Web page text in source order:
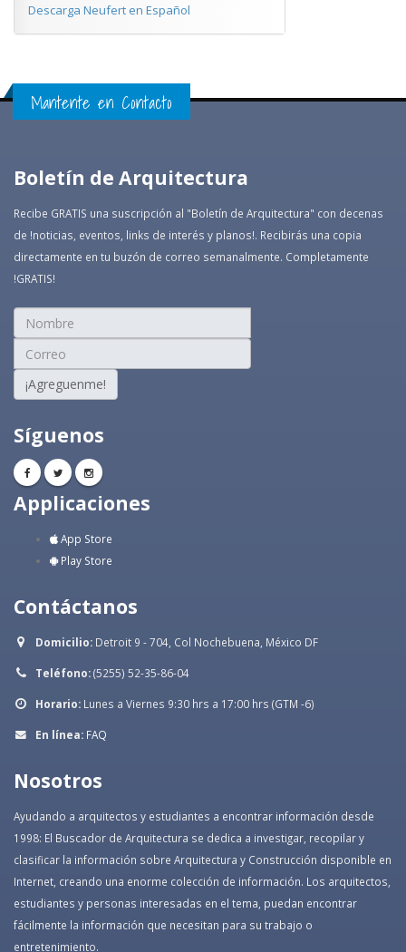
Descarga Neufert en Español
Mantente en Contacto
Boletín de Arquitectura
Recibe GRATIS una suscripción al "Boletín de Arquitectura" con decenas
de !noticias, eventos, links de interés y planos!. Recibirás una copia
directamente en tu buzón de correo semanalmente. Completamente
!GRATIS!
¡Agreguenme!
Síguenos
Applicaciones
App Store
Play Store
Contáctanos
Domicilio: Detroit 9 - 704, Col Nochebuena, México DF
Teléfono:(5255) 52-35-86-04
Horario: Lunes a Viernes 9:30 hrs a 17:00 hrs (GTM -6)
En línea: FAQ
Nosotros
Ayudando a arquitectos y estudiantes a encontrar información desde
1998: El Buscador de Arquitectura se dedica a investigar, recopilar y
clasificar la información sobre Arquitectura y Construcción disponible en
Internet, creando una enorme colección de información. Los arquitectos,
estudiantes y personas interesadas en el tema, puedan encontrar
fácilmente la información que necesitan para su trabajo o
entretenimiento.